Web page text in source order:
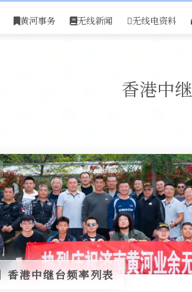
黄河事务 无线新闻 无线电资料
香港中继
香港中继台频率列表